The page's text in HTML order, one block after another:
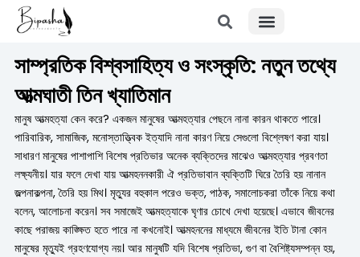
Skip
সাম্প্রতিক বিশ্বসাহিত্য ও সংস্কৃতি: নতুন তথ্যে
আত্মঘাতী তিন খ্যাতিমান
মানুষ আত্মহত্যা কেন করে? একজন মানুষের আত্মহত্যার পেছনে নানা কারন থাকতে পারে।
পারিবারিক, সামাজিক, মনোস্তাত্ত্বিক ইত্যাদি নানা কারণ নিয়ে সেগুলো বিশ্লেষণ করা যায়।
সাধারণ মানুষের পাশাপাশি বিশেষ প্রতিভার অনেক ব্যক্তিদের মাঝেও আত্মহত্যার প্রবণতা
লক্ষ্যনীয়। যার ফলে দেখা যায় আত্মহননকারী ঐ প্রতিভাবান ব্যক্তিটি ঘিরে তৈরি হয় নানান
জল্পনাকল্পনা, তৈরি হয় মিথ। মৃত্যুর বহুকাল পরেও ভক্ত, পাঠক, সমালোচকরা তাঁকে নিয়ে কথা
বলেন, আলোচনা করেন। সব সমাজেই আত্মহত্যাকে ঘৃণার চোখে দেখা হয়েছে। এভাবে জীবনের
কাছে পরাজয় কাঙ্ক্ষিত হতে পারে না কখনোই। আত্মহননের মাধ্যমে জীবনের ইতি টানা কোন
মানুষের মৃত্যুই গ্রহণযোগ্য নয়। আর মানুষটি যদি বিশেষ প্রতিভা, গুণ বা বৈশিষ্ট্যসম্পন্ন হয়,